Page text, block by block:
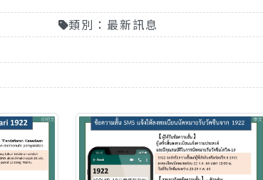
類別：最新訊息